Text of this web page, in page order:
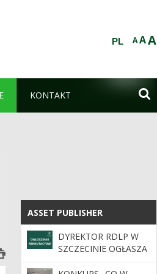
AAA
PL
KONTAKT 
ASSET PUBLISHER
ASSET PUBLISHER
DYREKTOR RDLP W
SZCZECINIE OGŁASZA
KONKURS NA